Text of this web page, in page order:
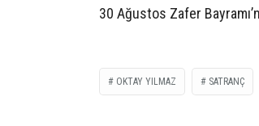
30 Ağustos Zafer
OKTAY YILMAZ SATRANÇ